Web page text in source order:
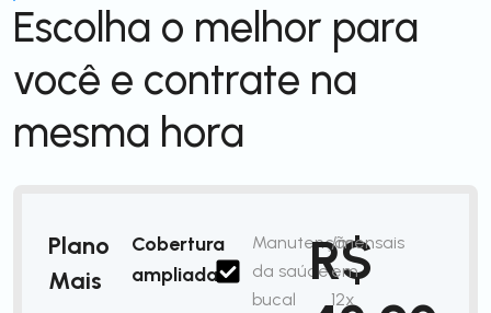
Escolha o melhor para
você e contrate na
mesma hora
Plano
Mais
Cobertura
ampliada
Manutenção
da saúde
bucal
R$
/mensais
em
12x